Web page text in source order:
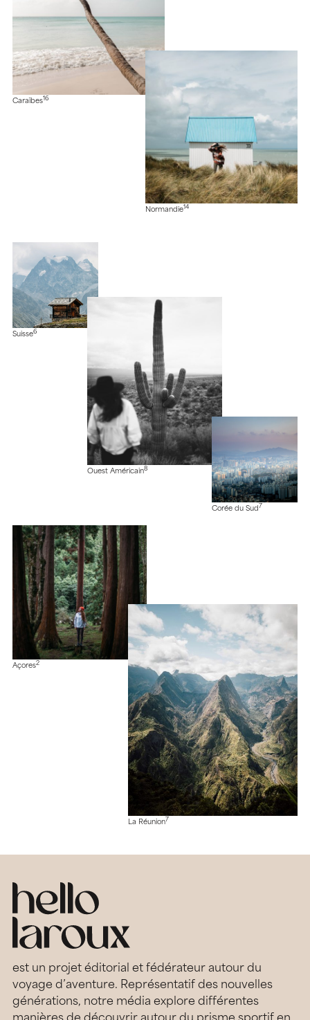
Caraïbes16
Normandie14
Suisse6
Ouest Américain8
Corée du Sud 7
Açores2
La Réunion7
est un projet éditorial et fédérateur autour du
voyage d’aventure. Représentatif des nouvelles
générations, notre média explore différentes